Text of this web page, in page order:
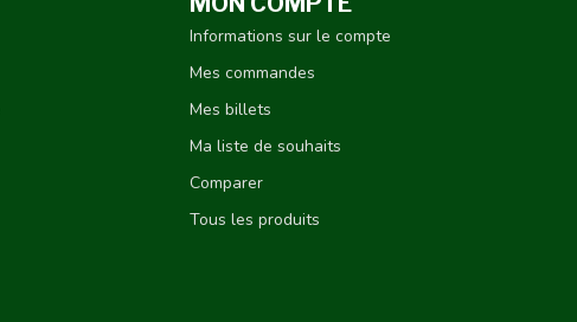
Informations sur le compte
Mes commandes
Mes billets
Ma liste de souhaits
Comparer
Tous les produits